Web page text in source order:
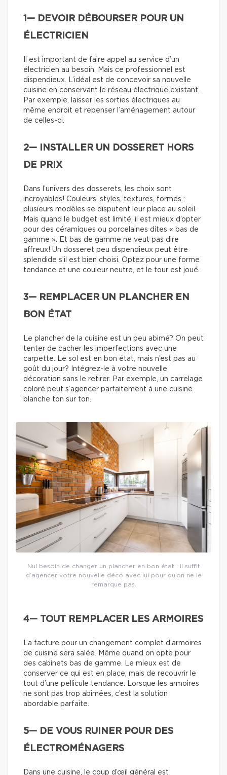
1— DEVOIR DÉBOURSER POUR UN
ÉLECTRICIEN
Il est important de faire appel au service d’un
électricien au besoin. Mais ce professionnel est
dispendieux. L’idéal est de concevoir sa nouvelle
cuisine en conservant le réseau électrique existant.
Par exemple, laisser les sorties électriques au
même endroit et repenser l’aménagement autour
de celles-ci.
2— INSTALLER UN DOSSERET HORS
DE PRIX
Dans l’univers des dosserets, les choix sont
incroyables! Couleurs, styles, textures, formes :
plusieurs modèles se disputent leur place au soleil.
Mais quand le budget est limité, il est mieux d’opter
pour des céramiques ou porcelaines dites « bas de
gamme ». Et bas de gamme ne veut pas dire
affreux! Un dosseret peu dispendieux peut être
splendide s’il est bien choisi. Optez pour une forme
tendance et une couleur neutre, et le tour est joué.
3— REMPLACER UN PLANCHER EN
BON ÉTAT
Le plancher de la cuisine est un peu abimé? On peut
tenter de cacher les imperfections avec une
carpette. Le sol est en bon état, mais n’est pas au
goût du jour? Intégrez-le à votre nouvelle
décoration sans le retirer. Par exemple, un carrelage
coloré peut s’agencer parfaitement à une cuisine
blanche ton sur ton.
Nul besoin de changer un plancher en bon état : il suffit
d’agencer votre nouvelle déco avec lui pour qu’on ne le
remarque pas.
4— TOUT REMPLACER LES ARMOIRES
La facture pour un changement complet d’armoires
de cuisine sera salée. Même quand on opte pour
des cabinets bas de gamme. Le mieux est de
conserver ce qui est en place, mais de recouvrir le
tout d’une pellicule tendance. Lorsque les armoires
ne sont pas trop abimées, c’est la solution
abordable parfaite.
5— DE VOUS RUINER POUR DES
ÉLECTROMÉNAGERS
Dans une cuisine, le coup d’œil général est